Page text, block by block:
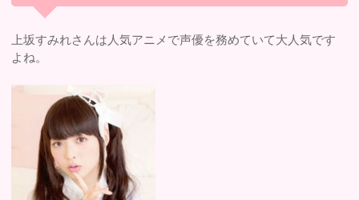
上坂すみれさんは人気アニメで声優を務めていて大人気です
よね。